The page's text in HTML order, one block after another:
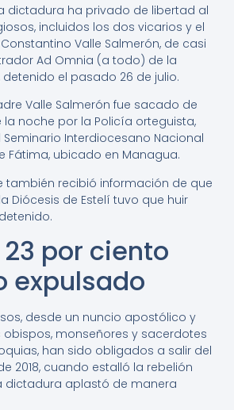
dictadura ha privado de libertad al
incluidos los dos vicarios y el
Valle Salmerón, de casi
Ad Omnia (a todo) de la
detenido el pasado 26 de julio.
Valle Salmerón fue sacado de
la noche por la Policía orteguista,
Interdiocesano Nacional
Fátima, ubicado en Managua.
también recibió información de que
Diócesis de Estelí tuvo que huir
por ciento
expulsado
desde un nuncio apostólico y
monseñores y sacerdotes
han sido obligados a salir del
2018, cuando estalló la rebelión
dictadura aplastó de manera